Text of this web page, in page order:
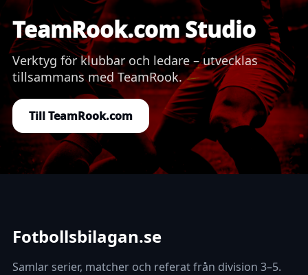
TeamRook.com Studio
Verktyg för klubbar och ledare – utvecklas
tillsammans med TeamRook.
Till TeamRook.com
Fotbollsbilagan.se
Samlar serier, matcher och referat från division 3–5.